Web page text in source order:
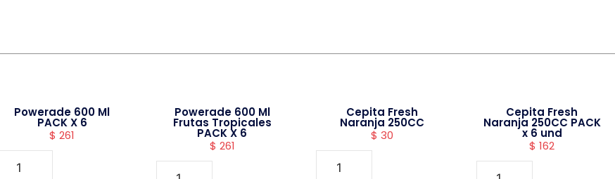
Powerade 600 Ml
PACK X 6
$ 261
Powerade 600 Ml
Frutas Tropicales
PACK X 6
$ 261
Cepita Fresh
Naranja 250CC
$ 30
Cepita Fresh
Naranja 250CC PACK
x 6 und
$ 162